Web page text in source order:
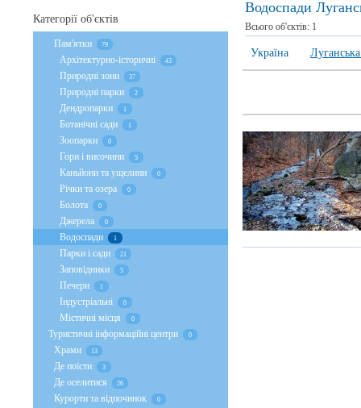
Водоспади
Всього об'єктів: 1
Україна
Категорії об'єктів
Пам'ятки 79
Архітектурно-історичні 43
Природні зони 37
Природні парки 2
Дендропарки 1
Ботанічні сади 1
Зоопарки 0
Гори і височини 5
Каньйони та ущелини 0
Річки та озера 0
Болота 0
Джерела 0
Водоспади 1
Парки і сади 21
Заповідники 5
Печери 1
Індустріальні 0
Містичні місця 0
Туристичні інформаційні центри 0
Храми 13
Де поїсти 3
Де оселитися 26
Курорти та відпочинок 0